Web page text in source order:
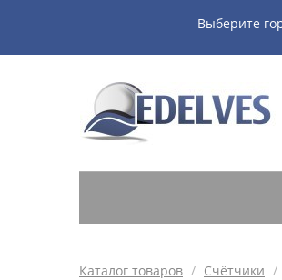
Выберите
Каталог товаров / Счётчики /